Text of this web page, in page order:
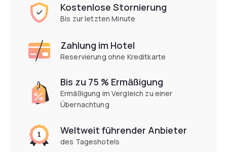
Kostenlose Stornierung
Bis zur letzten Minute
Zahlung im Hotel
Reservierung ohne Kreditkarte
Bis zu 75 % Ermäßigung
Ermäßigung im Vergleich zu einer
Übernachtung
Weltweit führender Anbieter
des Tageshotels